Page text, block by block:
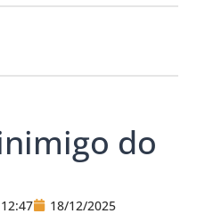
do
12:47 18/12/2025